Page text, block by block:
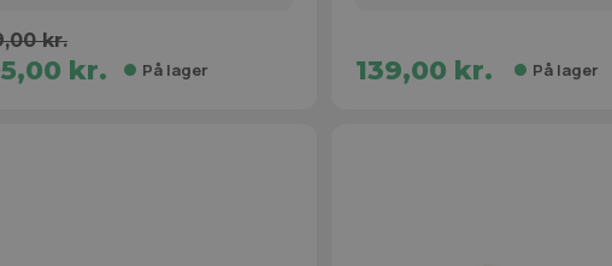
kr.
kr. På lager 139,00 kr. På lager